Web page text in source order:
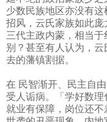
少数民族地区亦没有
招风，云氏家族如此
三代主政内蒙，相当
别？甚至有人认为，
去的藩镇割据。
在 民智渐开、民主自
受人诟病。「学好数理
就业有保障，岗位还